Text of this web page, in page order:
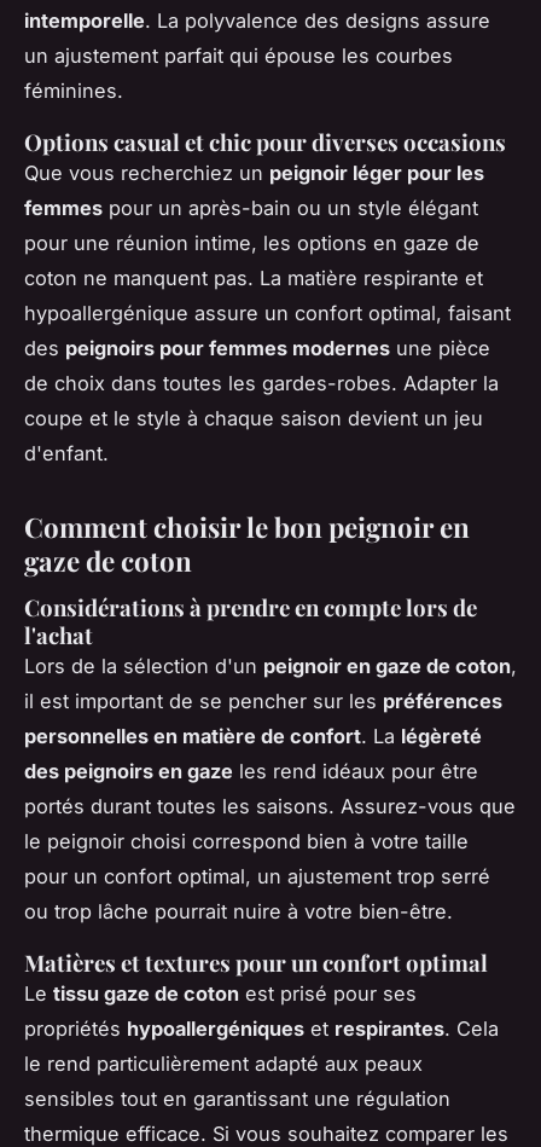
intemporelle. La polyvalence des designs assure
un ajustement parfait qui épouse les courbes
féminines.
Options casual et chic pour diverses occasions
Que vous recherchiez un peignoir léger pour les
femmes pour un après-bain ou un style élégant
pour une réunion intime, les options en gaze de
coton ne manquent pas. La matière respirante et
hypoallergénique assure un confort optimal, faisant
des peignoirs pour femmes modernes une pièce
de choix dans toutes les gardes-robes. Adapter la
coupe et le style à chaque saison devient un jeu
d'enfant.
Comment choisir le bon peignoir en
gaze de coton
Considérations à prendre en compte lors de
l'achat
Lors de la sélection d'un peignoir en gaze de coton,
il est important de se pencher sur les préférences
personnelles en matière de confort. La légèreté
des peignoirs en gaze les rend idéaux pour être
portés durant toutes les saisons. Assurez-vous que
le peignoir choisi correspond bien à votre taille
pour un confort optimal, un ajustement trop serré
ou trop lâche pourrait nuire à votre bien-être.
Matières et textures pour un confort optimal
Le tissu gaze de coton est prisé pour ses
propriétés hypoallergéniques et respirantes. Cela
le rend particulièrement adapté aux peaux
sensibles tout en garantissant une régulation
thermique efficace. Si vous souhaitez comparer les